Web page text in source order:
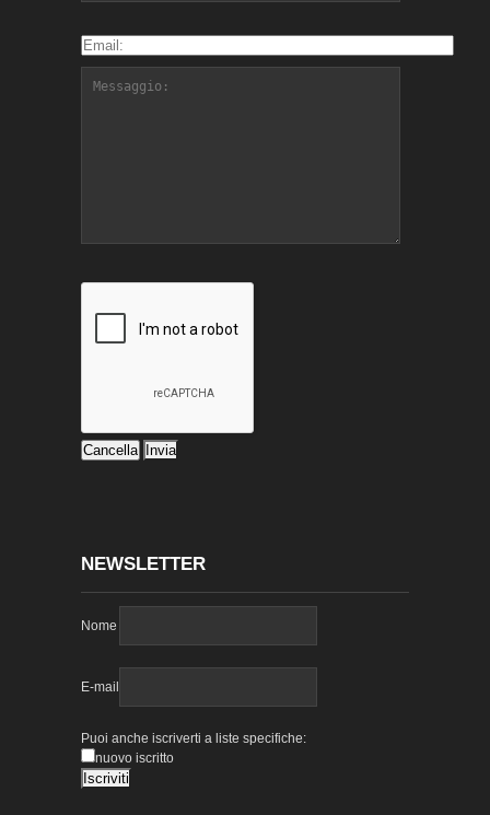
NEWSLETTER
Nome
E-mail
Puoi anche iscriverti a liste specifiche:
nuovo iscritto